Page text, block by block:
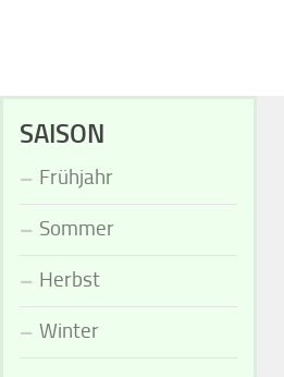
SAISON
Frühjahr
Sommer
Herbst
Winter